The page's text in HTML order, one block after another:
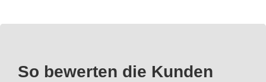
So bewerten die Kunden